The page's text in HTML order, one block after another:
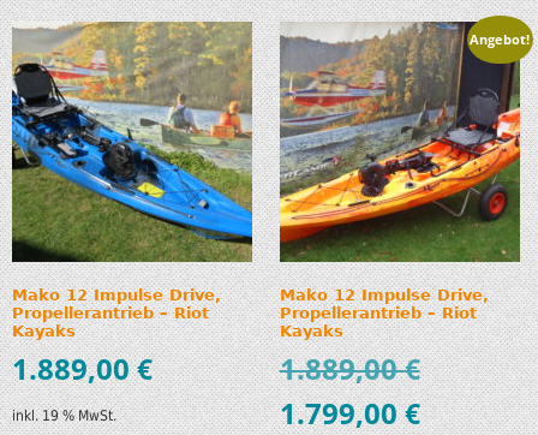
Mako 12 Impulse Drive,
Propellerantrieb – Riot
Kayaks
1.889,00€
inkl. 19 % MwSt.
Angebot!
Mako 12 Impulse Drive,
Propellerantrieb – Riot
Kayaks
1.889,00€
1.799,00€